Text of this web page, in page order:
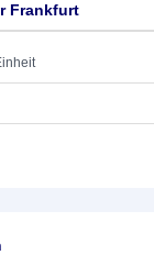
Frankfurt